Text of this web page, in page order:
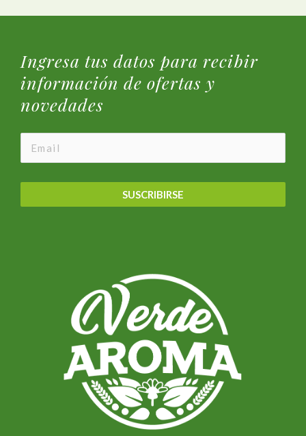
Ingresa tus datos para recibir
información de ofertas y
novedades
SUSCRIBIRSE